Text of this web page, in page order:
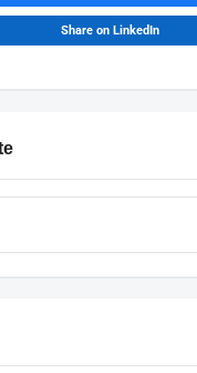
Share on LinkedIn